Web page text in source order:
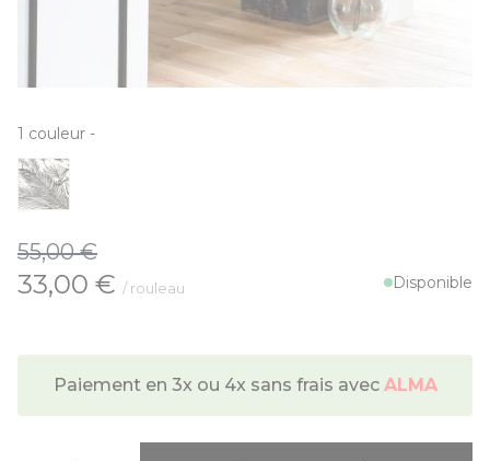
1 couleur -
55,00 €
À partir de:
33,00 € / rouleau Disponible
Paiement en 3x ou 4x sans frais avec ALMA